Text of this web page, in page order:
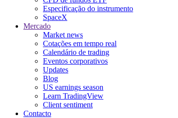
Especificação do instrumento
SpaceX
Mercado
Market news
Cotações em tempo real
Calendário de trading
Eventos corporativos
Updates
Blog
US earnings season
Learn TradingView
Client sentiment
Contacto